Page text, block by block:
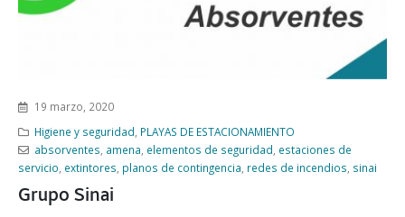
19 marzo, 2020
Higiene y seguridad PLAYAS DE ESTACIONAMIENTO
absorventes amena elementos de seguridad estaciones de
servicio extintores planos de contingencia redes de incendios sinai
Grupo Sinai